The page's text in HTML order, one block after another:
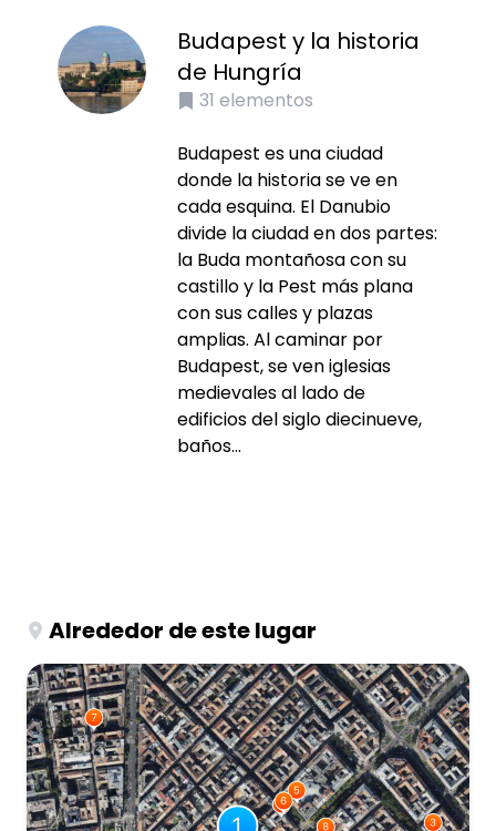
Budapest y la historia
de Hungría
31 elementos
Budapest es una ciudad
donde la historia se ve en
cada esquina. El Danubio
divide la ciudad en dos partes:
la Buda montañosa con su
castillo y la Pest más plana
con sus calles y plazas
amplias. Al caminar por
Budapest, se ven iglesias
medievales al lado de
edificios del siglo diecinueve,
baños...
Alrededor de este lugar